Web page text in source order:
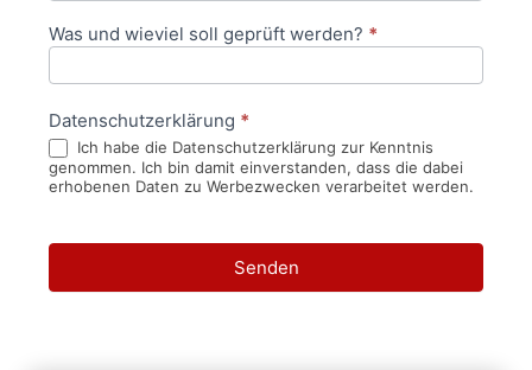
Was und wieviel soll geprüft werden? *
Datenschutzerklärung *
Ich habe die Datenschutzerklärung zur Kenntnis
genommen. Ich bin damit einverstanden, dass die dabei
erhobenen Daten zu Werbezwecken verarbeitet werden.
Senden